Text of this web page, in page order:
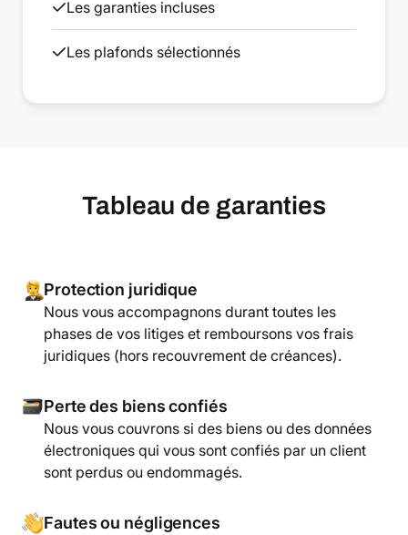
Les garanties incluses
Les plafonds sélectionnés
Tableau de garanties
Protection juridique
Nous vous accompagnons durant toutes les
phases de vos litiges et remboursons vos frais
juridiques (hors recouvrement de créances).
Perte des biens confiés
Nous vous couvrons si des biens ou des données
électroniques qui vous sont confiés par un client
sont perdus ou endommagés.
Fautes ou négligences